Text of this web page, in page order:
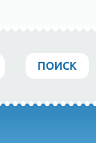
ПОИСК